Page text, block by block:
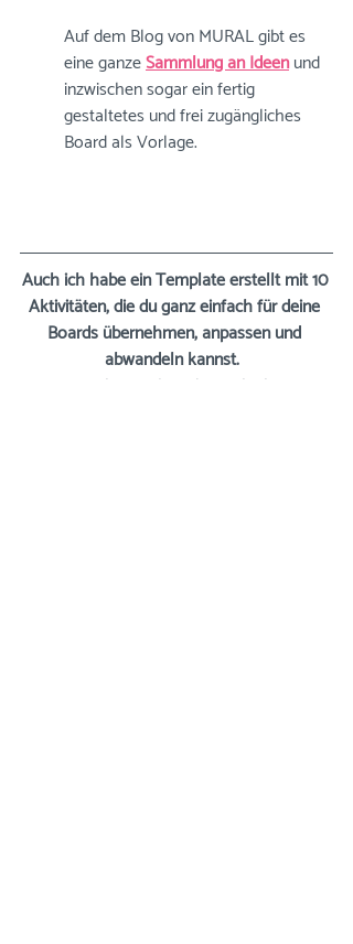
Auf dem Blog von MURAL gibt es
eine ganze Sammlung an Ideen und
inzwischen sogar ein fertig
gestaltetes und frei zugängliches
Board als Vorlage.
Auch ich habe ein Template erstellt mit 10
Aktivitäten, die du ganz einfach für deine
Boards übernehmen, anpassen und
abwandeln kannst.
Du kannst hier den Link abrufen: